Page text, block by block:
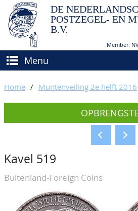
DE
POSTZEGEL- EN
B.V.
Member:
Menu
(VER)KOPEN
Hoe verkopen?
Voorwaarden
BIEDEN
CATALOGI/OPBRENGSTEN
KEURINGSDIENST
AGENDA
Home / Muntenveiling 2e helft 2016
Kavel 519
Buitenland-Foreign Coins